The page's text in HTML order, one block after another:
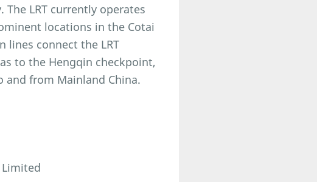
LRT currently operates
locations in the Cotai
lines connect the LRT
to the Hengqin checkpoint,
from Mainland China.